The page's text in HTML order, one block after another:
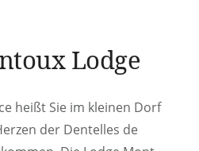
Lodge
heißt Sie im kleinen Dorf
der Dentelles de